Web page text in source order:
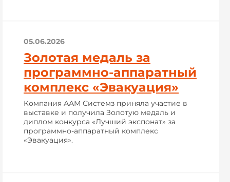
05.06.2026
Золотая медаль за
программно-аппаратный
комплекс «Эвакуация»
Компания ААМ Системз приняла участие в
выставке и получила Золотую медаль и
диплом конкурса «Лучший экспонат» за
программно-аппаратный комплекс
«Эвакуация».